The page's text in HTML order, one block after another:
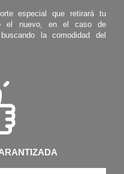
especial que retirará tu
el nuevo, en el caso de
la comodidad del